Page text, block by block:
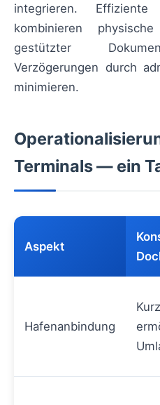
integrieren. Effiziente
kombinieren
gestützter
Verzögerungen durch
minimieren.
Terminals — ein
Aspekt
Hafenanbindung